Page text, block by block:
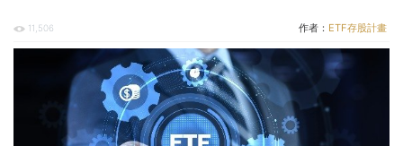
11,506 作者： ETF存股計畫